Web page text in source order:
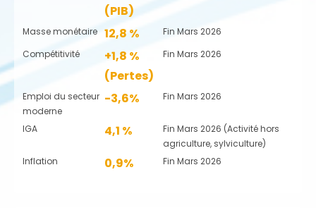
(PIB)
Masse monétaire 12,8 %
Fin Mars 2026
Compétitivité
+1,8 %
(Pertes)
Fin Mars 2026
Emploi du secteur
moderne
-3,6% Fin Mars 2026
IGA 4,1 %
Fin Mars 2026 (Activité hors
agriculture, sylviculture)
Inflation
0,9% Fin Mars 2026